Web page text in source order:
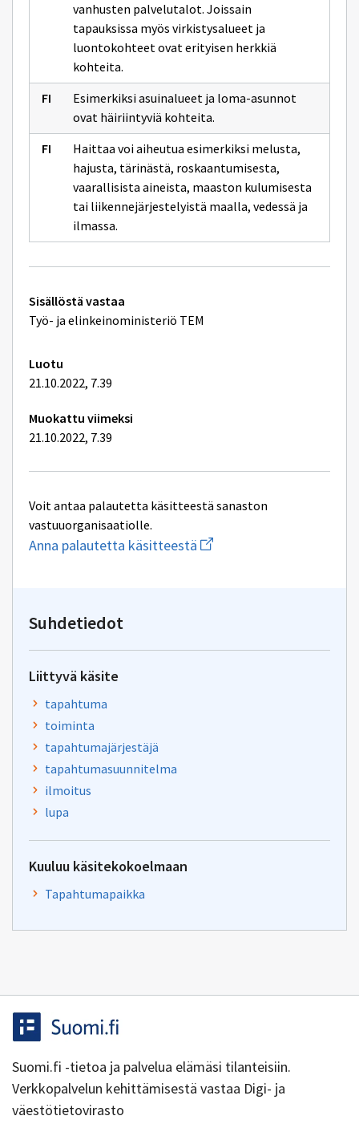
vanhusten palvelutalot. Joissain
tapauksissa myös virkistysalueet ja
luontokohteet ovat erityisen herkkiä
kohteita.
Esimerkiksi asuinalueet ja loma-asunnot
ovat häiriintyviä kohteita.
Haittaa voi aiheutua esimerkiksi melusta,
hajusta, tärinästä, roskaantumisesta,
vaarallisista aineista, maaston kulumisesta
tai liikennejärjestelyistä maalla, vedessä ja
ilmassa.
Tekniset
lisätiedot
Sisällöstä vastaa
Työ- ja elinkeinoministeriö TEM
Luotu
21.10.2022, 7.39
Muokattu viimeksi
21.10.2022, 7.39
Voit antaa palautetta käsitteestä sanaston
vastuuorganisaatiolle.
Anna palautetta käsitteestä Aloita
uuden
Suhdetiedot
Liittyvä käsite
tapahtuma
toiminta
tapahtumajärjestäjä
tapahtumasuunnitelma
ilmoitus
lupa
Kuuluu käsitekokoelmaan
Tapahtumapaikka
Suomi.fi -tietoa ja palvelua elämäsi tilanteisiin.
Verkkopalvelun kehittämisestä vastaa Digi- ja
väestötietovirasto